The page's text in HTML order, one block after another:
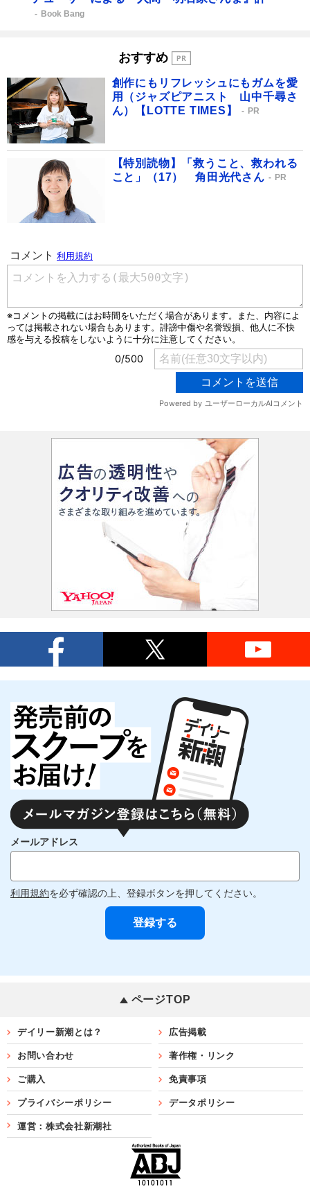
Book Bang
おすすめ
創作にもリフレッシュにもガムを愛
用（ジャズピアニスト 山中千尋さ
ん）【LOTTE TIMES】
PR
【特別読物】「救うこと、救われる
こと」（17） 角田光代さん
PR
メールアドレス
利用規約を必ず確認の上、登録ボタンを押してください。
ページTOP
デイリー新潮とは？ 広告掲載
お問い合わせ 著作権・リンク
ご購入 免責事項
プライバシーポリシー データポリシー
運営：株式会社新潮社